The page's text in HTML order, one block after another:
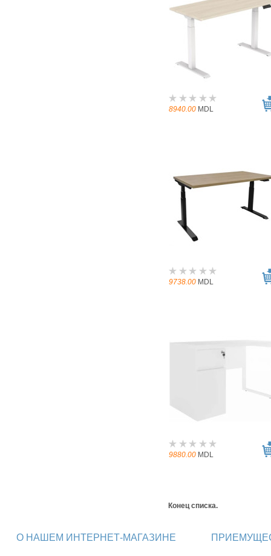
8940.00 MDL
9738.00 MDL
9880.00 MDL
Конец списка.
О НАШЕМ ИНТЕРНЕТ-МАГАЗИНЕ